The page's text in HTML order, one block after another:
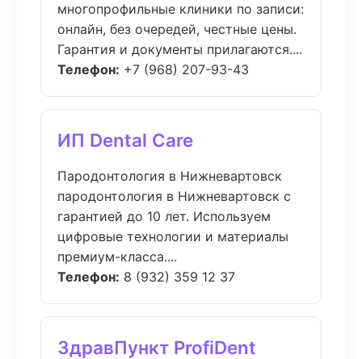
многопрофильные клиники по записи:
онлайн, без очередей, честные цены.
Гарантия и документы прилагаются....
Телефон: +7 (968) 207-93-43
ИП Dental Care
Пародонтология в Нижневартовск
пародонтология в Нижневартовск с
гарантией до 10 лет. Используем
цифровые технологии и материалы
премиум-класса....
Телефон: 8 (932) 359 12 37
ЗдравПункт ProfiDent